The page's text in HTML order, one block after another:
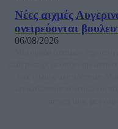
Νέες αιχμές
ονειρεύονται
06/08/2026